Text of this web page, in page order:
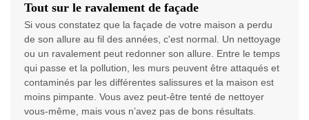
Tout sur le ravalement de façade
Si vous constatez que la façade de votre maison a perdu
de son allure au fil des années, c'est normal. Un nettoyage
ou un ravalement peut redonner son allure. Entre le temps
qui passe et la pollution, les murs peuvent être attaqués et
contaminés par les différentes salissures et la maison est
moins pimpante. Vous avez peut-être tenté de nettoyer
vous-même, mais vous n’avez pas de bons résultats.